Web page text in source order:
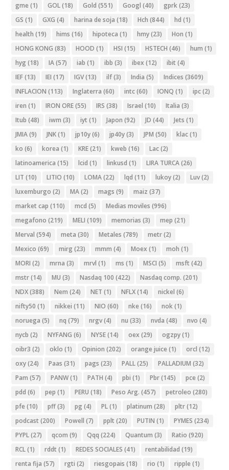
gme (1) GOL(18) Gold (551) Googl (40) gprk(23)
GS (1) GXG (4) harina de soja (18) Hch (844) hd (1)
health (19) hims (16) hipoteca (1) hmy(23) Hon (1)
HONG KONG (83) HOOD (1) HSI (15) HSTECH (46) hum (1)
hyg (18) IA(57) iab (1) ibb (3) ibex (12) ibit (4)
IEF(13) IEI (17) IGV(13) ilf(3) India (5) Indices (3609)
INFLACION (113) Inglaterra (60) intc(60) IONQ (1) ipc(2)
iren (1) IRON ORE(55) IRS (38) Israel (10) Italia (3)
Itub (48) iwm (3) iyt (1) Japon (92) JD (44) Jets (1)
JMIA(9) JNK(1) jp10y(6) jp40y(3) JPM (50) klac(1)
ko (6) korea (1) KRE(21) kweb (16) Lac(2)
latinoamerica (15) lcid (1) linkusd (1) LIRA TURCA(26)
LIT (10) LITIO (10) LOMA(22) lqd (11) lukoy(2) Luv(2)
luxemburgo (2) MA(2) mags (9) maiz (37)
market cap (110) mcd (5) Medias moviles (996)
megafono (219) MELI (109) memorias (3) mep (21)
Merval (594) meta (30) Metales (789) metr(2)
Mexico (69) mirg (23) mmm (4) Moex (1) moh (1)
MORI (2) mrna (3) mrvl (1) ms (1) MSCI (5) msft (42)
mstr(14) MU (3) Nasdaq 100 (422) Nasdaq comp. (201)
NDX(388) Nem (24) NET (1) NFLX(14) nickel (6)
nifty50 (1) nikkei (11) NIO (60) nke (16) nok(1)
noruega (5) nq (79) nrgv(4) nu (33) nvda (48) nvo (4)
nycb (2) NYFANG (6) NYSE(14) oex (29) ogzpy(1)
oibr3 (2) oklo (1) Opinion (202) orange juice (1) orcl (12)
oxy(24) Paas (31) pags (23) PALL(25) PALLADIUM (32)
Pam (57) PANW(1) PATH (4) pbi (1) Pbr(145) pce (2)
pdd (6) pep (1) PERU (18) Peso Arg. (457) petroleo (280)
pfe (10) pff(3) pg (4) PL(1) platinum (28) pltr(12)
podcast (200) Powell (7) pplt (20) PUTIN (1) PYMES (234)
PYPL(27) qcom (9) Qqq (224) Quantum (3) Ratio (920)
RCL(1) rddt (1) REDES SOCIALES (41) rentabilidad (19)
renta fija (57) rgti (2) riesgopais (18) rio (1) ripple (1)